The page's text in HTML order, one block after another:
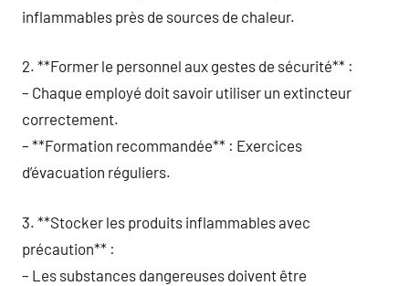
inflammables près de sources de chaleur.
2. **Former le personnel aux gestes de sécurité** :
– Chaque employé doit savoir utiliser un extincteur
correctement.
– **Formation recommandée** : Exercices
d’évacuation réguliers.
3. **Stocker les produits inflammables avec
précaution** :
– Les substances dangereuses doivent être